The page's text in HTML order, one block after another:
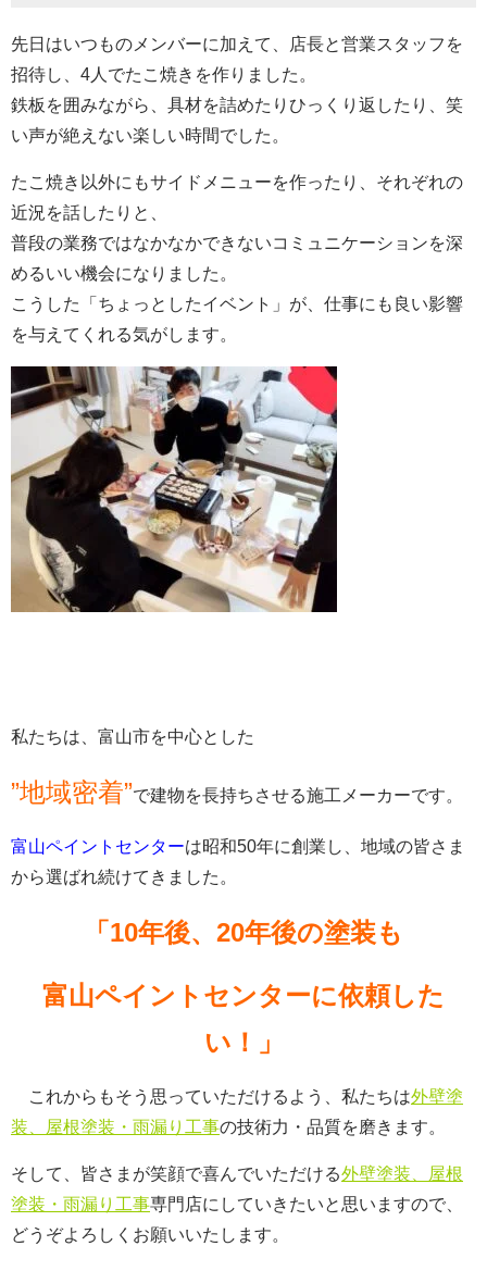
先日はいつものメンバーに加えて、店長と営業スタッフを
招待し、4人でたこ焼きを作りました。
鉄板を囲みながら、具材を詰めたりひっくり返したり、笑
い声が絶えない楽しい時間でした。
たこ焼き以外にもサイドメニューを作ったり、それぞれの
近況を話したりと、
普段の業務ではなかなかできないコミュニケーションを深
めるいい機会になりました。
こうした「ちょっとしたイベント」が、仕事にも良い影響
を与えてくれる気がします。
私たちは、富山市を中心とした
”地域密着”で建物を長持ちさせる施工メーカーです。
富山ペイントセンターは昭和50年に創業し、地域の皆さま
から選ばれ続けてきました。
「10年後、20年後の塗装も
富山ペイントセンターに依頼した
い！」
これからもそう思っていただけるよう、私たちは外壁塗
装、屋根塗装・雨漏り工事の技術力・品質を磨きます。
そして、皆さまが笑顔で喜んでいただける外壁塗装、屋根
塗装・雨漏り工事専門店にしていきたいと思いますので、
どうぞよろしくお願いいたします。